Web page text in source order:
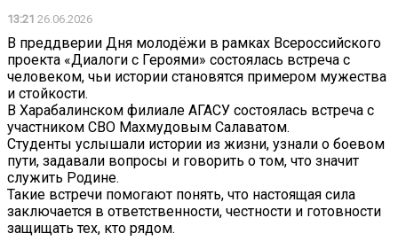
13:21 26.06.2026
В преддверии Дня молодёжи в рамках Всероссийского
проекта «Диалоги с Героями» состоялась встреча с
человеком, чьи истории становятся примером мужества
и стойкости.
В Харабалинском филиале АГАСУ состоялась встреча с
участником СВО Махмудовым Салаватом.
Студенты услышали истории из жизни, узнали о боевом
пути, задавали вопросы и говорить о том, что значит
служить Родине.
Такие встречи помогают понять, что настоящая сила
заключается в ответственности, честности и готовности
защищать тех, кто рядом.